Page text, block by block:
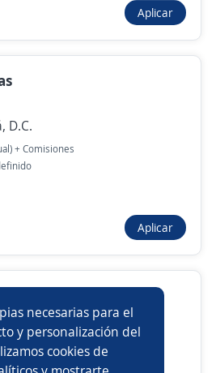
necesarias para el
y personalización del
cookies de
empleo
Docente en ciencias sociales
Inglés Asesor/a comercial
Docente de matemáticas y física
Aplicar
D.C.
+ Comisiones
Aplicar
del sector Educativo
D.C.